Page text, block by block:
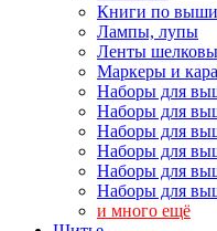
Книги по
Лампы, лупы
Ленты
Маркеры и
Наборы для
Наборы для
Наборы для
Наборы для
Наборы для
Наборы для
и много ещё